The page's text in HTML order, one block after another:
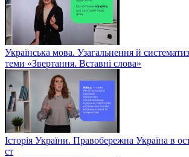
Українська мова. Узагальнення й
теми «Звертання. Вставні слова»
Історія України. Правобережна Україна в
ст